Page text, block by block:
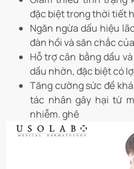
đặc biệt trong thời tiết
Ngăn ngừa dấu hiệu
đàn hồi và săn chắc
Hỗ trợ cân bằng dầu
dầu nhờn, đặc biệt có
Tăng cường sức đề
tác nhân gây hại từ
nhiễm. ghê